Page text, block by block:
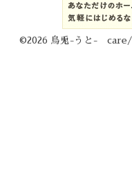
©2026 烏兎-うと- care/